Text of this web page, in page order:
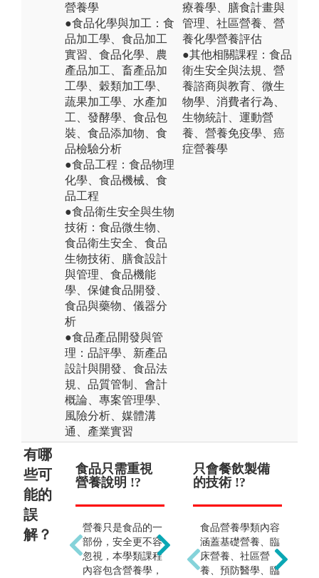
營養學
●食品化學與加工：食
品加工學、食品加工
實習、食品化學、農
產品加工、畜產品加
工學、穀類加工學、
蔬果加工學、水產加
工、發酵學、食品包
裝、食品添加物、食
品檢驗分析
●食品工程：食品物理
化學、食品機械、食
品工程
●食品衛生安全與生物
技術：食品微生物、
食品衛生安全、食品
生物技術、膳食設計
與管理、食品機能
學、保健食品開發、
食品與藥物、儀器分
析
●食品產品開發與管
理：品評學、新產品
設計與開發、食品法
規、品質管制、會計
概論、專案管理學、
風險分析、媒體溝
通、產業實習
療養學、膳食計畫與
管理、社區營養、營
養化學營養評估
●其他相關課程：食品
衛生安全與法規、營
養諮商與教育、微生
物學、消費者行為、
生物統計、運動營
養、營養免疫學、癌
症營養學
有哪
些可
能的
誤
解？
食品只需重視
營養說明 !?
營養只是食品的一
部份，安全更不容
忽視，本學類課程
內容包含營養學，
就是在做食品
烹飪 !?
食品加工是一門專
業知識與技術，需
充分了解食物原理
及加工使用範圍，
只會餐飲製備
的技術 !?
食品營養學類內容
涵蓋基礎營養、臨
床營養、社區營
養、預防醫學、臨